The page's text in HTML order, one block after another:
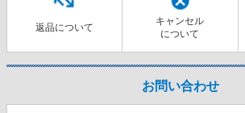
返品について
キャンセル
について
お問い合わせ